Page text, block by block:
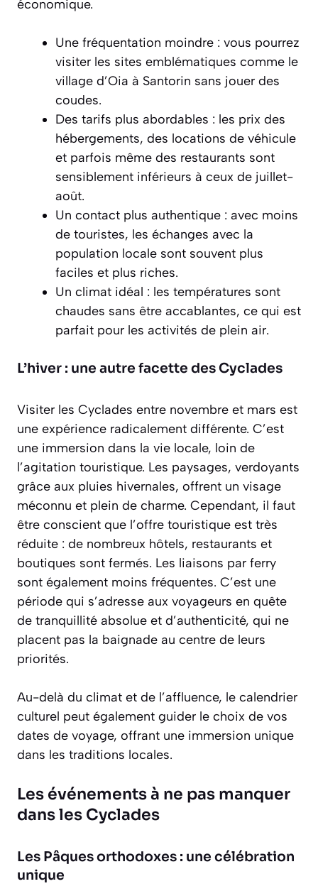
économique.
Une fréquentation moindre : vous pourrez
visiter les sites emblématiques comme le
village d’Oia à Santorin sans jouer des
coudes.
Des tarifs plus abordables : les prix des
hébergements, des locations de véhicule
et parfois même des restaurants sont
sensiblement inférieurs à ceux de juillet-
août.
Un contact plus authentique : avec moins
de touristes, les échanges avec la
population locale sont souvent plus
faciles et plus riches.
Un climat idéal : les températures sont
chaudes sans être accablantes, ce qui est
parfait pour les activités de plein air.
L’hiver : une autre facette des Cyclades
Visiter les Cyclades entre novembre et mars est
une expérience radicalement différente. C’est
une immersion dans la vie locale, loin de
l’agitation touristique. Les paysages, verdoyants
grâce aux pluies hivernales, offrent un visage
méconnu et plein de charme. Cependant, il faut
être conscient que l’offre touristique est très
réduite : de nombreux hôtels, restaurants et
boutiques sont fermés. Les liaisons par ferry
sont également moins fréquentes. C’est une
période qui s’adresse aux voyageurs en quête
de tranquillité absolue et d’authenticité, qui ne
placent pas la baignade au centre de leurs
priorités.
Au-delà du climat et de l’affluence, le calendrier
culturel peut également guider le choix de vos
dates de voyage, offrant une immersion unique
dans les traditions locales.
Les événements à ne pas manquer
dans les Cyclades
Les Pâques orthodoxes : une célébration
unique